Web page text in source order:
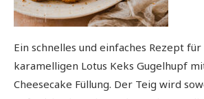
Ein schnelles und einfaches Rezept
karamelligen Lotus Keks Gugelhupf
Cheesecake Füllung. Der Teig wird